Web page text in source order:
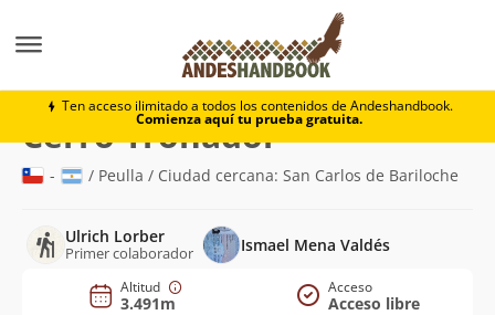
Ten acceso ilimitado a todos los contenidos de Andeshandbook.
Comienza aquí tu prueba gratuita.
Cerro Tronador
Cerro Tronador(3.491m)
- / Peulla / Ciudad cercana: San Carlos de Bariloche
Ulrich Lorber
Primer colaborador Ismael Mena Valdés
Altitud
3.491m
Acceso
Acceso libre